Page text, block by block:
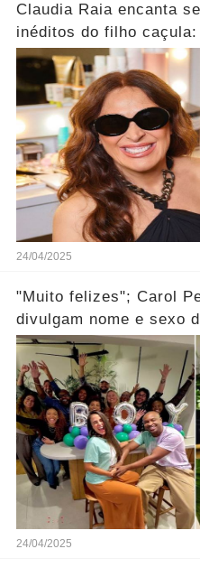
Claudia Raia encanta
inéditos do filho
24/04/2025
"Muito felizes"; Carol
divulgam nome e sexo
24/04/2025